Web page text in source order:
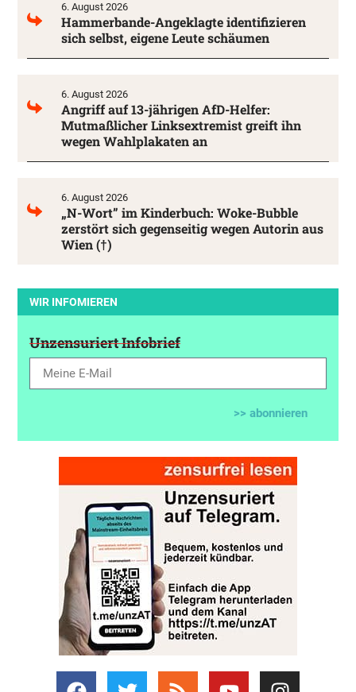
6. August 2026
Hammerbande-Angeklagte identifizieren
sich selbst, eigene Leute schäumen
6. August 2026
Angriff auf 13-jährigen AfD-Helfer:
Mutmaßlicher Linksextremist greift ihn
wegen Wahlplakaten an
6. August 2026
„N-Wort” im Kinderbuch: Woke-Bubble
zerstört sich gegenseitig wegen Autorin aus
Wien (†)
WIR INFOMIEREN
Unzensuriert Infobrief
>> abonnieren